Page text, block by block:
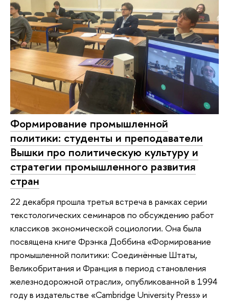
Формирование промышленной
политики: студенты и преподаватели
Вышки про политическую культуру и
стратегии промышленного развития
стран
22 декабря прошла третья встреча в рамках серии
текстологических семинаров по обсуждению работ
классиков экономической социологии. Она была
посвящена книге Фрэнка Доббина «Формирование
промышленной политики: Соединённые Штаты,
Великобритания и Франция в период становления
железнодорожной отрасли», опубликованной в 1994
году в издательстве «Cambridge University Press» и